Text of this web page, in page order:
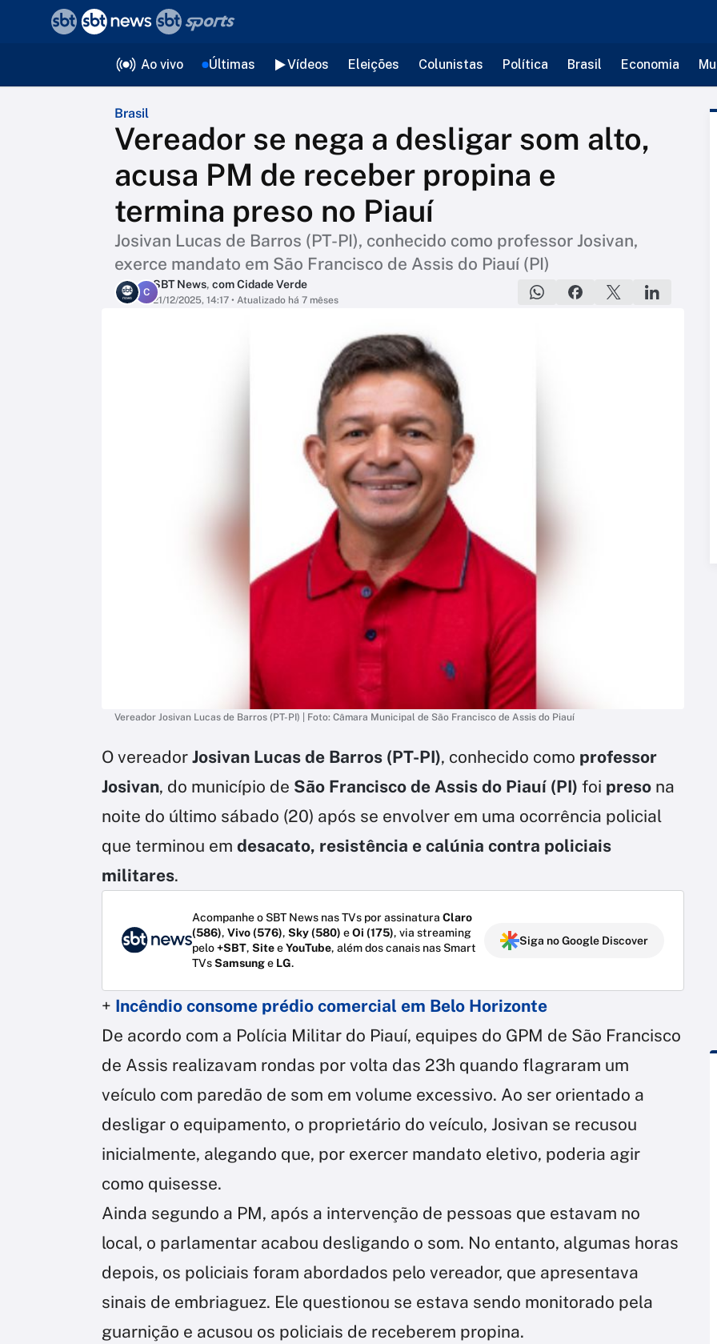
Ao vivo Últimas Vídeos Eleições Colunistas Política Brasil Economia
Brasil
Vereador se nega a desligar som alto,
acusa PM de receber propina e
termina preso no Piauí
Josivan Lucas de Barros (PT-PI), conhecido como professor Josivan,
exerce mandato em São Francisco de Assis do Piauí (PI)
C
SBT News, com Cidade Verde
21/12/2025, 14:17 • Atualizado há 7 mêses
Vereador Josivan Lucas de Barros (PT-PI) | Foto: Câmara Municipal de São Francisco de Assis do Piauí
O vereador Josivan Lucas de Barros (PT-PI), conhecido como professor
Josivan, do município de São Francisco de Assis do Piauí (PI) foi preso na
noite do último sábado (20) após se envolver em uma ocorrência policial
que terminou em desacato, resistência e calúnia contra policiais
militares.
Acompanhe o SBT News nas TVs por assinatura Claro
(586), Vivo (576), Sky (580) eOi (175), via streaming
pelo+SBT, SiteeYouTube, além dos canais nas Smart
TVsSamsunge LG.
Siga no Google Discover
+ Incêndio consome prédio comercial em Belo Horizonte
De acordo com a Polícia Militar do Piauí, equipes do GPM de São Francisco
de Assis realizavam rondas por volta das 23h quando flagraram um
veículo com paredão de som em volume excessivo. Ao ser orientado a
desligar o equipamento, o proprietário do veículo, Josivan se recusou
inicialmente, alegando que, por exercer mandato eletivo, poderia agir
como quisesse.
Ainda segundo a PM, após a intervenção de pessoas que estavam no
local, o parlamentar acabou desligando o som. No entanto, algumas horas
depois, os policiais foram abordados pelo vereador, que apresentava
sinais de embriaguez. Ele questionou se estava sendo monitorado pela
guarnição e acusou os policiais de receberem propina.
voltar
Editorias